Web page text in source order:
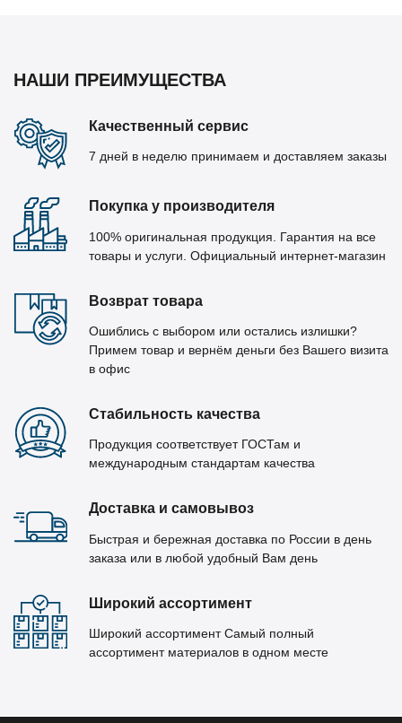
НАШИ ПРЕИМУЩЕСТВА
Качественный сервис
7 дней в неделю принимаем и доставляем заказы
Покупка у производителя
100% оригинальная продукция. Гарантия на все
товары и услуги. Официальный интернет-магазин
Возврат товара
Ошиблись с выбором или остались излишки?
Примем товар и вернём деньги без Вашего визита
в офис
Стабильность качества
Продукция соответствует ГОСТам и
международным стандартам качества
Доставка и самовывоз
Быстрая и бережная доставка по России в день
заказа или в любой удобный Вам день
Широкий ассортимент
Широкий ассортимент Самый полный
ассортимент материалов в одном месте